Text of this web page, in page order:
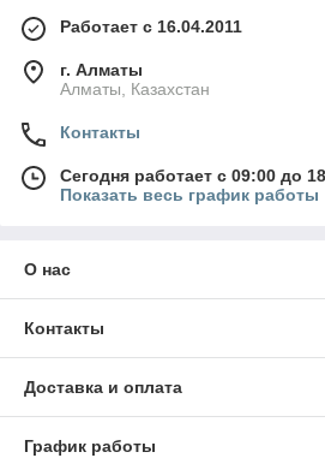
Работает с 16.04.2011
г. Алматы
Алматы, Казахстан
Контакты
Сегодня работает с 09:00 до
Показать весь график работы
О нас
Контакты
Доставка и оплата
График работы